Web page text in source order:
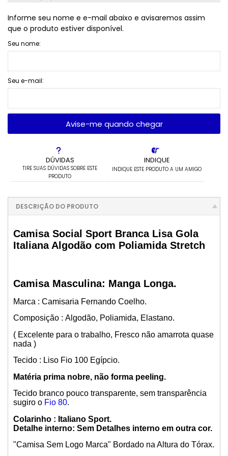
DÚVIDAS
TIRE SUAS DÚVIDAS SOBRE ESTE
PRODUTO
INDIQUE
INDIQUE ESTE PRODUTO A UM AMIGO
Informe seu nome e e-mail abaixo e avisaremos assim
que o produto estiver disponível.
Seu nome:
Seu e-mail:
Avise-me quando chegar
DESCRIÇÃO DO PRODUTO
Camisa Social Sport Branca Lisa Gola
Italiana Algodão com Poliamida Stretch
Camisa Masculina: Manga Longa.
Marca : Camisaria Fernando Coelho.
Composição : Algodão, Poliamida, Elastano.
( Excelente para o trabalho, Fresco não amarrota quase
nada )
Tecido : Liso Fio 100 Egípcio.
Matéria prima nobre, não forma peeling.
Tecido branco pouco transparente, sem transparência
sugiro o Fio 80.
Colarinho : Italiano Sport.
Detalhe interno: Sem Detalhes interno em outra cor.
"Camisa Sem Logo Marca" Bordado na Altura do Tórax.